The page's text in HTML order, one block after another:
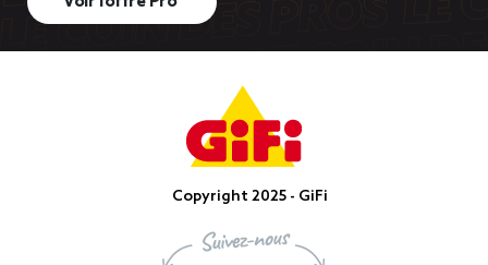
Copyright 2025 - GiFi